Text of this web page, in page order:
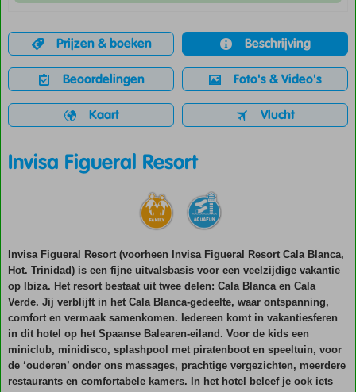
Prijzen & boeken Beschrijving
Beoordelingen Foto's & Video's
Kaart Vlucht
Invisa Figueral Resort
Invisa Figueral Resort (voorheen Invisa Figueral Resort Cala Blanca,
Hot. Trinidad) is een fijne uitvalsbasis voor een veelzijdige vakantie
op Ibiza. Het resort bestaat uit twee delen: Cala Blanca en Cala
Verde. Jij verblijft in het Cala Blanca-gedeelte, waar ontspanning,
comfort en vermaak samenkomen. Iedereen komt in vakantiesferen
in dit hotel op het Spaanse Balearen-eiland. Voor de kids een
miniclub, minidisco, splashpool met piratenboot en speeltuin, voor
de ‘ouderen’ onder ons massages, prachtige vergezichten, meerdere
restaurants en comfortabele kamers. In het hotel beleef je ook iets